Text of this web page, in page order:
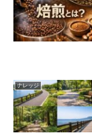
ナレッジ